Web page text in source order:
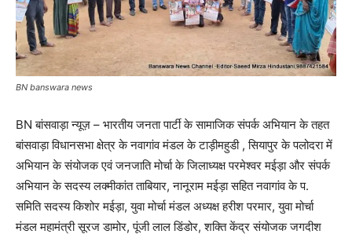
BN banswara news
BN बांसवाड़ा न्यूज़ – भारतीय जनता पार्टी के सामाजिक संपर्क अभियान के तहत
बांसवाड़ा विधानसभा क्षेत्र के नवागांव मंडल के टाड़ीमहुडी , सियापुर के पलोदरा में
अभियान के संयोजक एवं जनजाति मोर्चा के जिलाध्यक्ष परमेश्वर मईड़ा और संपर्क
अभियान के सदस्य लक्मीकांत ताबियार, नानूराम मईड़ा सहित नवागांव के प.
समिति सदस्य किशोर मईड़ा, युवा मोर्चा मंडल अध्यक्ष हरीश परमार, युवा मोर्चा
मंडल महामंत्री सूरज डामोर, पूंजी लाल डिंडोर, शक्ति केंद्र संयोजक जगदीश